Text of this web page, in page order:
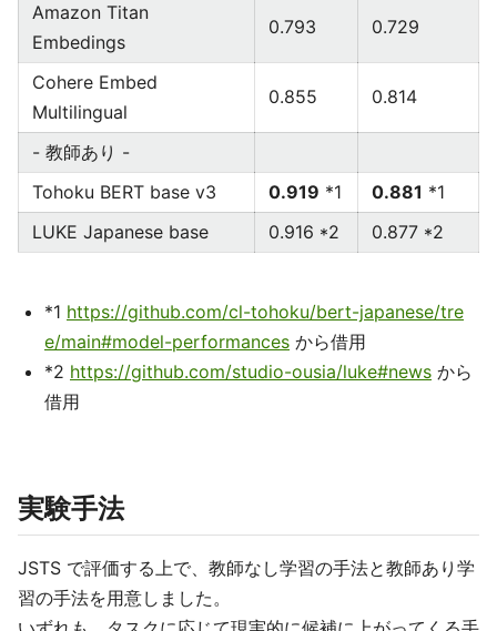
Amazon Titan
Embedings
0.793 0.729
Cohere Embed
Multilingual
0.855 0.814
- 教師あり -
Tohoku BERT base v3
0.919 *1 0.881 *1
LUKE Japanese base
0.916 *2 0.877 *2
*1 https://github.com/cl-tohoku/bert-japanese/tre
e/main#model-performances から借用
*2 https://github.com/studio-ousia/luke#news から
借用
実験手法
JSTS で評価する上で、教師なし学習の手法と教師あり学
習の手法を用意しました。